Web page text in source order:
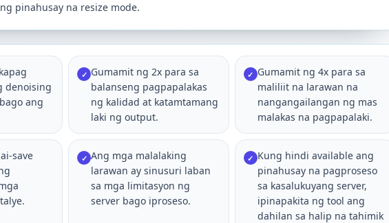
pinahusay na resize mode.
denoising
ang
✓ Gumamit ng 2x para sa
balanseng pagpapalakas
ng kalidad at katamtamang
laki ng output.
✓ Gumamit ng 4x para sa
maliliit na larawan na
nangangailangan ng mas
malakas na pagpapalaki.
save
✓ Ang mga malalaking
larawan ay sinusuri laban
sa mga limitasyon ng
server bago iproseso.
✓ Kung hindi available ang
pinahusay na pagproseso
sa kasalukuyang server,
ipinapakita ng tool ang
dahilan sa halip na tahimik